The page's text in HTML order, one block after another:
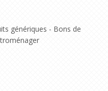
génériques - Bons de